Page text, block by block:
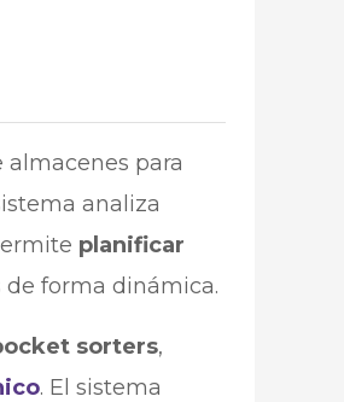
para
analiza
planificar
de forma dinámica.
sorters,
. El sistema